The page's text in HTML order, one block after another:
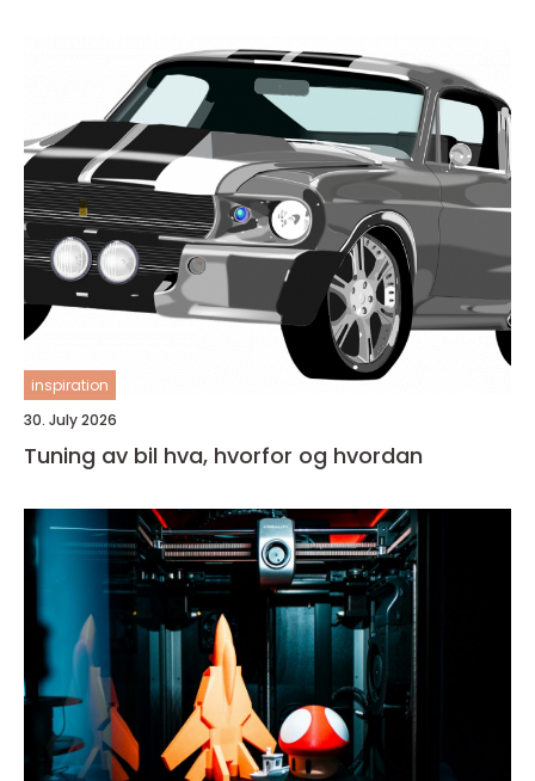
inspiration
30. July 2026
Tuning av bil hva, hvorfor og hvordan